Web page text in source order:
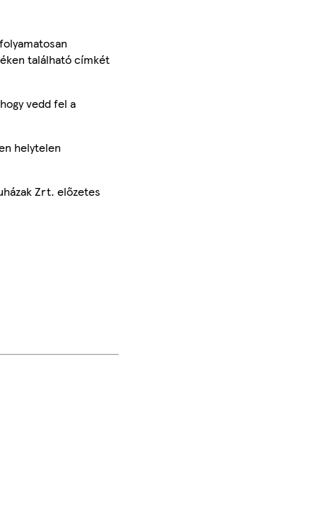
található címkét
vedd fel a
helytelen
Zrt. előzetes